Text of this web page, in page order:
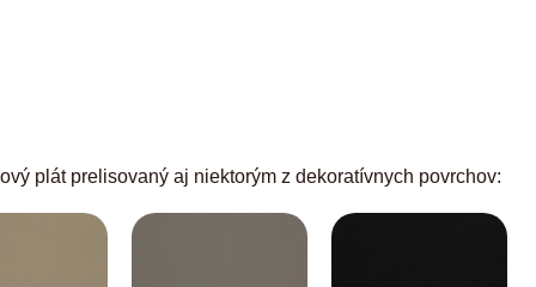
plát prelisovaný aj niektorým z dekoratívnych povrchov: